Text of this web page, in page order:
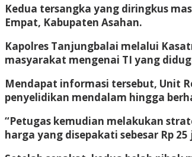
Kedua tersangka yang diringkus
Empat, Kabupaten Asahan.
Kapolres Tanjungbalai melalui
masyarakat mengenai TI yang
Mendapat informasi tersebut, Unit
penyelidikan mendalam hingga
“Petugas kemudian melakukan
harga yang disepakati sebesar Rp